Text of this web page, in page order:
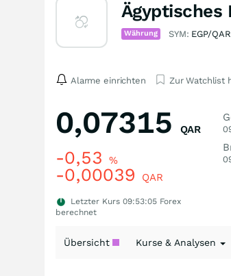
Ägyptisches
Währung SYM: EGP/QAR
Alarme einrichten Zur Watchlist
0,07315 QAR
-0,53 %
-0,00039 QAR
Letzter Kurs 09:53:05 Forex
berechnet
Übersicht Kurse & Analysen